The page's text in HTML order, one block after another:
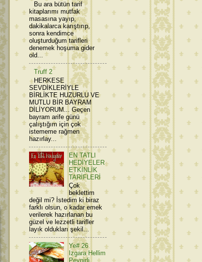
Bu ara bütün tarif
kitaplarımı mutfak
masasına yayıp,
dakikalarca karıştırıp,
sonra kendimce
oluşturduğum tarifleri
denemek hoşuma gider
old...
Truff 2
HERKESE
SEVDİKLERİYLE
BİRLİKTE HUZURLU VE
MUTLU BİR BAYRAM
DİLİYORUM... Geçen
bayram arife günü
çalıştığım için çok
istememe rağmen
hazırlay...
EN TATLI
HEDİYELER
ETKİNLİK
TARİFLERİ
Çok
beklettim
değil mi? İstedim ki biraz
farklı olsun, o kadar emek
verilerek hazırlanan bu
güzel ve lezzetli tarifler
layık oldukları şekil...
Ye# 26
Izgara Hellim
Peynirli,